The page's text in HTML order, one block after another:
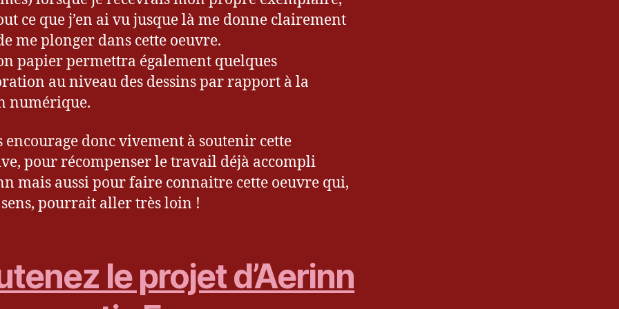
ce que j’en ai vu jusque là me donne clairement
me plonger dans cette oeuvre.
papier permettra également quelques
au niveau des dessins par rapport à la
numérique.
encourage donc vivement à soutenir cette
pour récompenser le travail déjà accompli
mais aussi pour faire connaitre cette oeuvre qui,
pourrait aller très loin !
le projet d’Aerinn